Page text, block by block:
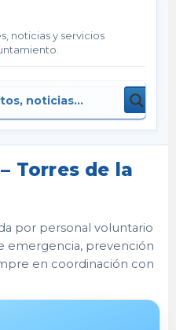
noticias y servicios
Torres de la
por personal voluntario
emergencia, prevención
en coordinación con